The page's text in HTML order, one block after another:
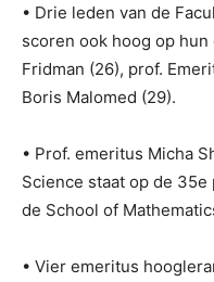
• Drie leden van de
scoren ook hoog op
Fridman (26), prof.
Boris Malomed (29).
• Prof. emeritus Micha
Science staat op de 35e
de School of
• Vier emeritus